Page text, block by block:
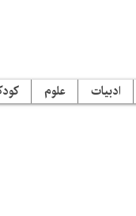
ادبیات علوم